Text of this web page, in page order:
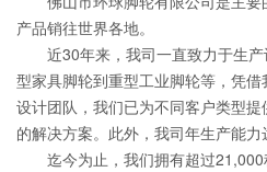
产品销往世界各地。
近30年来，我司一直致力于生
型家具脚轮到重型工业脚轮等，凭
设计团队，我们已为不同客户类型
的解决方案。此外，我司年生产能力
迄今为止，我们拥有超过